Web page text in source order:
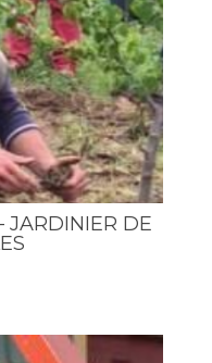
JARDINIER DE